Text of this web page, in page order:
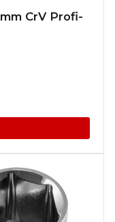
CrV Profi-